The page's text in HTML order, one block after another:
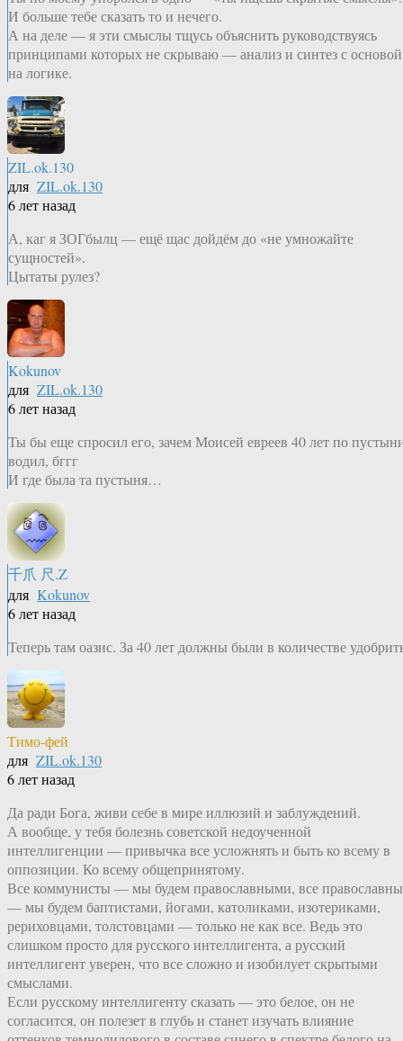
И больше тебе сказать то и нечего.
А на деле — я эти смыслы тщусь объяснить руководствуясь
принципами которых не скрываю — анализ и синтез с основой
на логике.
ZIL.ok.130
для ZIL.ok.130
6 лет назад
А, каг я ЗОГбылц — ещё щас дойдём до «не умножайте
сущностей».
Цытаты рулез?
Kokunov
для ZIL.ok.130
6 лет назад
Ты бы еще спросил его, зачем Моисей евреев 40 лет по
водил, бггг
И где была та пустыня…
千爪 尺.Z
для Kokunov
6 лет назад
Теперь там оазис. За 40 лет должны были в количестве
Тимо-фей
для ZIL.ok.130
6 лет назад
Да ради Бога, живи себе в мире иллюзий и заблуждений.
А вообще, у тебя болезнь советской недоученной
интеллигенции — привычка все усложнять и быть ко всему в
оппозиции. Ко всему общепринятому.
Все коммунисты — мы будем православными, все
— мы будем баптистами, йогами, католиками, изотериками,
рериховцами, толстовцами — только не как все. Ведь это
слишком просто для русского интеллигента, а русский
интеллигент уверен, что все сложно и изобилует скрытыми
смыслами.
Если русскому интеллигенту сказать — это белое, он не
согласится, он полезет в глубь и станет изучать влияние